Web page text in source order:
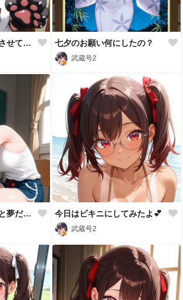
なに？こんなの付けさせて、息が荒いよ💕 七夕のお願い何にしたの？
武蔵号2
短く切ったのはきっと夢だよねZzz💦 今日はビキニにしてみたよ💕
武蔵号2